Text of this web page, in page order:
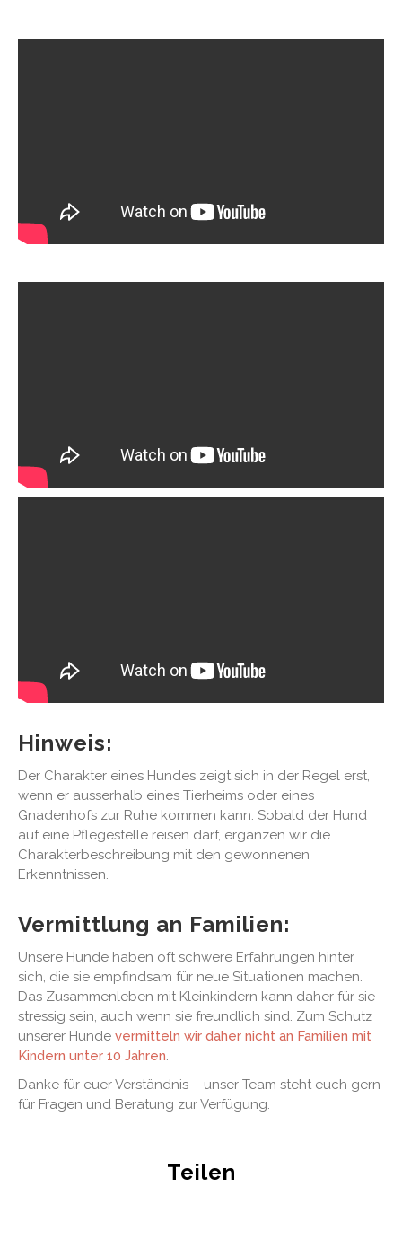
Hinweis:
Der Charakter eines Hundes zeigt sich in der Regel erst,
wenn er ausserhalb eines Tierheims oder eines
Gnadenhofs zur Ruhe kommen kann. Sobald der Hund
auf eine Pflegestelle reisen darf, ergänzen wir die
Charakterbeschreibung mit den gewonnenen
Erkenntnissen.
Vermittlung an Familien:
Unsere Hunde haben oft schwere Erfahrungen hinter
sich, die sie empfindsam für neue Situationen machen.
Das Zusammenleben mit Kleinkindern kann daher für sie
stressig sein, auch wenn sie freundlich sind. Zum Schutz
unserer Hunde vermitteln wir daher nicht an Familien mit
Kindern unter 10 Jahren.
Danke für euer Verständnis – unser Team steht euch gern
für Fragen und Beratung zur Verfügung.
Teilen